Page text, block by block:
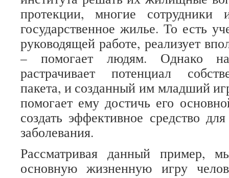
протекции, многие сотрудники
государственное жилье. То есть
руководящей работе, реализует
– помогает людям. Однако
растрачивает потенциал
пакета, и созданный им младший
помогает ему достичь его
создать эффективное средство
заболевания.
Рассматривая данный пример,
основную жизненную игру